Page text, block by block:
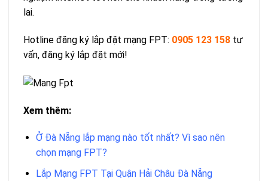
lai.
Hotline đăng ký lắp đặt mạng FPT: 0905 123 158 tư
vấn, đăng ký lắp đặt mới!
Xem thêm:
Ở Đà Nẵng lắp mạng nào tốt nhất? Vì sao nên
chọn mạng FPT?
Lắp Mạng FPT Tại Quận Hải Châu Đà Nẵng